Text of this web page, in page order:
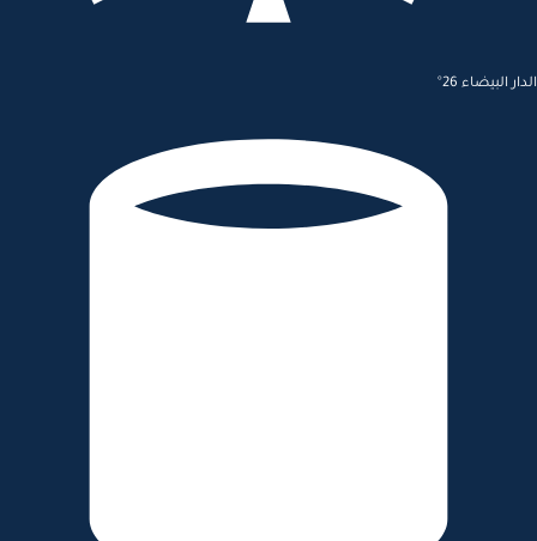
الدار البيضاء 26°